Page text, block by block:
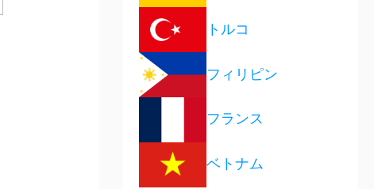
トルコ
フィリピン
フランス
ベトナム